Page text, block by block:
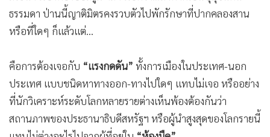
• วิทยาศาสตร์
• SMEs
• อินโดจีน
• กองทุนรวม
• Celeb Online
• Factcheck